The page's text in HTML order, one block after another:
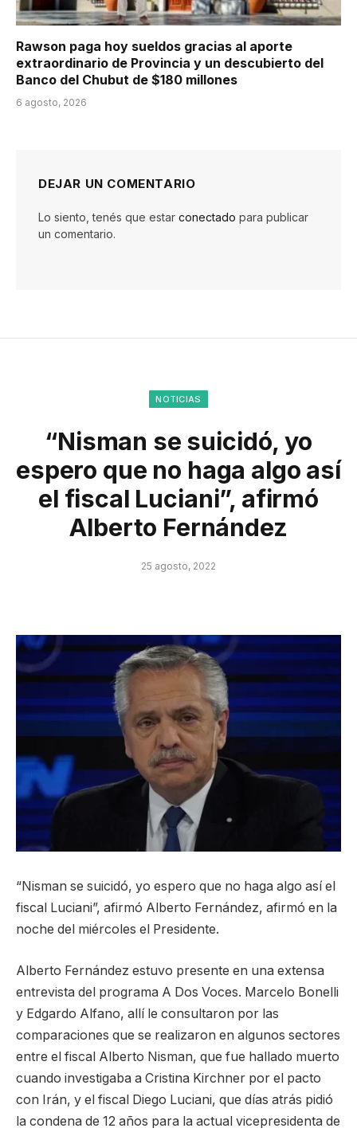
Rawson paga hoy sueldos gracias al aporte
extraordinario de Provincia y un descubierto del
Banco del Chubut de $180 millones
6 agosto, 2026
DEJAR UN COMENTARIO
Lo siento, tenés que estar conectado para publicar
un comentario.
NOTICIAS
“Nisman se suicidó, yo
espero que no haga algo así
el fiscal Luciani”, afirmó
Alberto Fernández
25 agosto, 2022
“Nisman se suicidó, yo espero que no haga algo así el
fiscal Luciani”, afirmó Alberto Fernández, afirmó en la
noche del miércoles el Presidente.
Alberto Fernández estuvo presente en una extensa
entrevista del programa A Dos Voces. Marcelo Bonelli
y Edgardo Alfano, allí le consultaron por las
comparaciones que se realizaron en algunos sectores
entre el fiscal Alberto Nisman, que fue hallado muerto
cuando investigaba a Cristina Kirchner por el pacto
con Irán, y el fiscal Diego Luciani, que días atrás pidió
la condena de 12 años para la actual vicepresidenta de